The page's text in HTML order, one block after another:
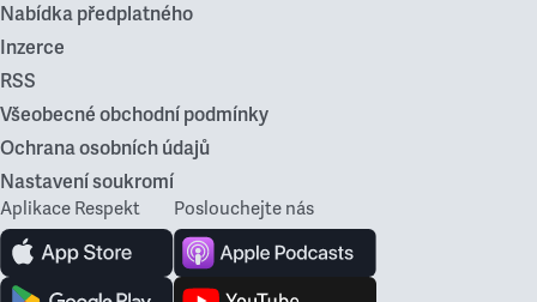
Nabídka předplatného
Inzerce
RSS
Všeobecné obchodní podmínky
Ochrana osobních údajů
Nastavení soukromí
Aplikace Respekt Poslouchejte nás